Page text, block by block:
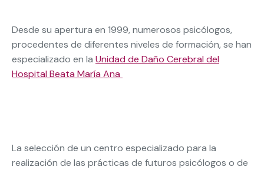
Desde su apertura en 1999, numerosos psicólogos,
procedentes de diferentes niveles de formación, se han
especializado en la Unidad de Daño Cerebral del
Hospital Beata María Ana
La selección de un centro especializado para la
realización de las prácticas de futuros psicólogos o de